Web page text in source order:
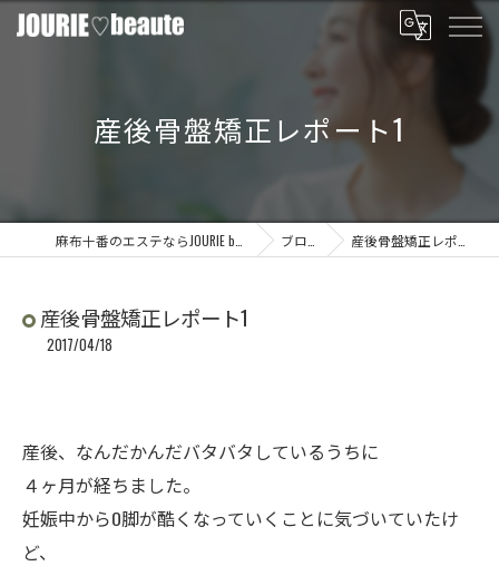
産後骨盤矯正レポート1
ブログ 産後骨盤矯正レポート1
産後骨盤矯正レポート1
2017/04/18
産後、なんだかんだバタバタしているうちに
４ヶ月が経ちました。
妊娠中からO脚が酷くなっていくことに気づいていたけ
ど、